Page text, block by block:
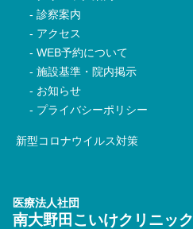
医療法人社団
南大野田こいけクリニック
診察案内
アクセス
WEB予約について
施設基準・院内掲示
お知らせ
プライバシーポリシー
新型コロナウイルス対策